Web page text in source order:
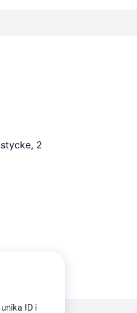
2
ID i